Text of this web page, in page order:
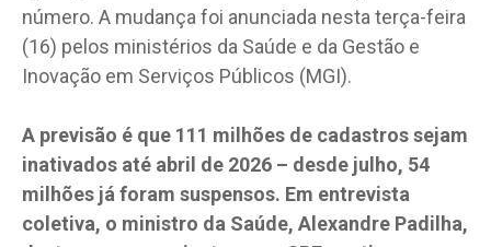
número. A mudança foi anunciada nesta terça-feira
(16) pelos ministérios da Saúde e da Gestão e
Inovação em Serviços Públicos (MGI).
A previsão é que 111 milhões de cadastros sejam
inativados até abril de 2026 – desde julho, 54
milhões já foram suspensos. Em entrevista
coletiva, o ministro da Saúde, Alexandre Padilha,